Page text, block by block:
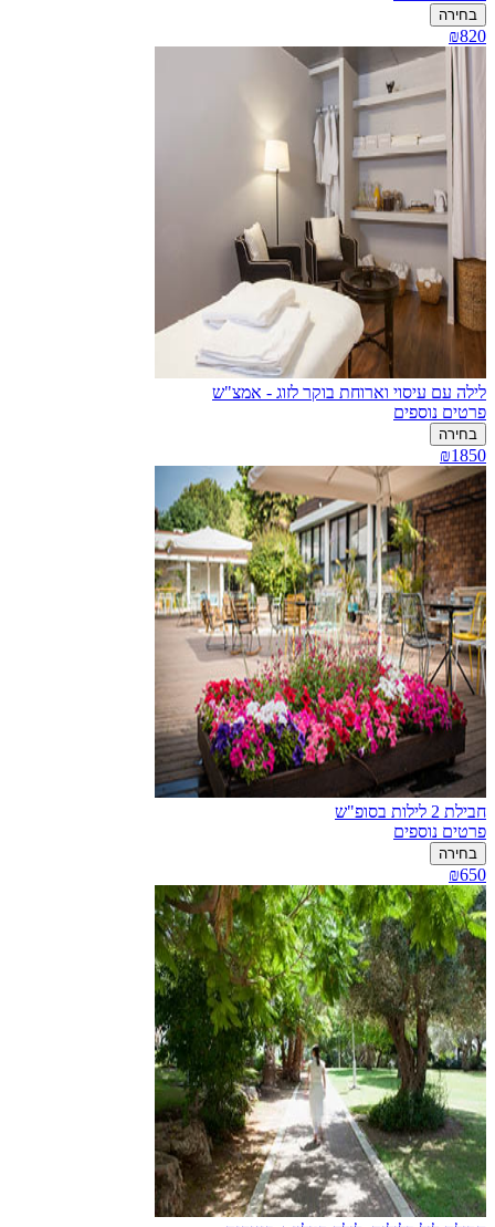
בחירה
₪820
לילה עם עיסוי וארוחת בוקר לזוג - אמצ"ש
פרטים נוספים
בחירה
₪1850
חבילת 2 לילות בסופ"ש
פרטים נוספים
בחירה
₪650